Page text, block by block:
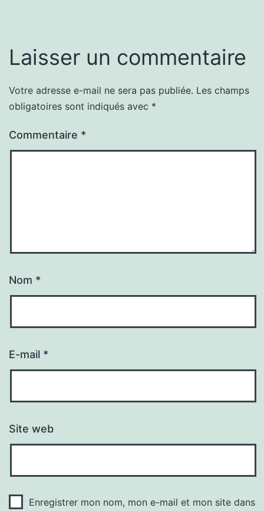
Laisser un commentaire
Votre adresse e-mail ne sera pas publiée. Les champs
obligatoires sont indiqués avec *
Commentaire *
Nom *
E-mail *
Site web
Enregistrer mon nom, mon e-mail et mon site dans